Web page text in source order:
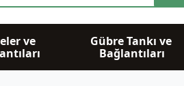
ve
Gübre Tankı ve
Bağlantıları